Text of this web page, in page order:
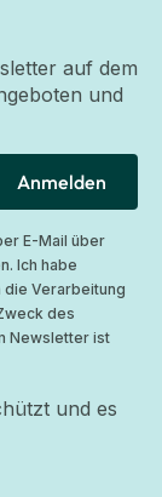
auf dem
und
Anmelden
E-Mail über
Ich habe
Verarbeitung
des
Newsletter ist
und es